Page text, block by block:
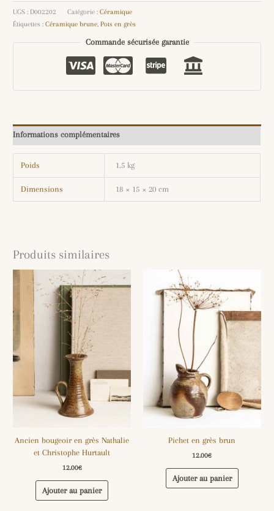
UGS : D002202 Catégorie :Céramique
Étiquettes :Céramique brune,Pots en grès
Commande sécurisée garantie
Informations complémentaires
Poids 1.5 kg
Dimensions 18 × 15 × 20 cm
Produits similaires
Ancien bougeoir en grès Nathalie
et Christophe Hurtault
12.00€
Ajouter au panier
Pichet en grès brun
12.00€
Ajouter au panier